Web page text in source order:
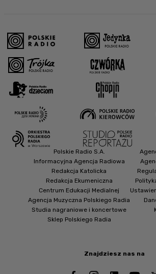
Znajdziesz nas na
Polskie Radio S.A.
Informacyjna Agencja Radiowa
Redakcja Katolicka
Redakcja Ekumeniczna
Centrum Edukacji Medialnej
Agencja Muzyczna Polskiego Radia
Studia nagraniowe i koncertowe
Sklep Polskiego Radia